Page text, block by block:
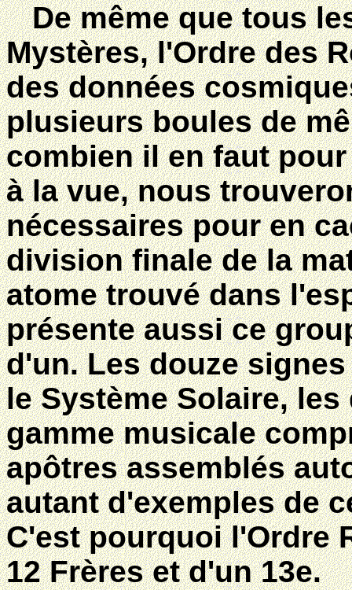
De même que tous
Mystères, l'Ordre des
des données
plusieurs boules de
combien il en faut
à la vue, nous
nécessaires pour en
division finale de la
atome trouvé dans
présente aussi ce
d'un. Les douze
le Système Solaire,
gamme musicale
apôtres assemblés
autant d'exemples de
C'est pourquoi l'Ordre
12 Frères et d'un 13e.